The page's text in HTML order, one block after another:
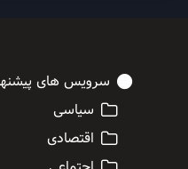
سرویس های
سیاسی
اقتصادی